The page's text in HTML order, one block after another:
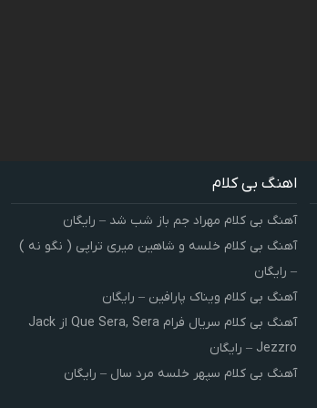
اهنگ بی کلام
آهنگ بی کلام مهراد جم باز شب شد – رایگان
آهنگ بی کلام خلسه و شاهین میری تراپی ( نگو نه )
– رایگان
آهنگ بی کلام ویناک پارافین – رایگان
آهنگ بی کلام سریال فرام Que Sera, Sera از Jack
Jezzro – رایگان
آهنگ بی کلام سپهر خلسه مرد سال – رایگان